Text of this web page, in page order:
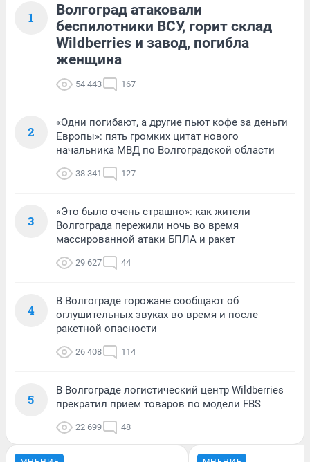
1
Волгоград атаковали
беспилотники ВСУ, горит склад
Wildberries и завод, погибла
женщина
54 443 167
2
«Одни погибают, а другие пьют кофе за деньги
Европы»: пять громких цитат нового
начальника МВД по Волгоградской области
38 341 127
3
«Это было очень страшно»: как жители
Волгограда пережили ночь во время
массированной атаки БПЛА и ракет
29 627 44
4
В Волгограде горожане сообщают об
оглушительных звуках во время и после
ракетной опасности
26 408 114
5
В Волгограде логистический центр Wildberries
прекратил прием товаров по модели FBS
22 699 48